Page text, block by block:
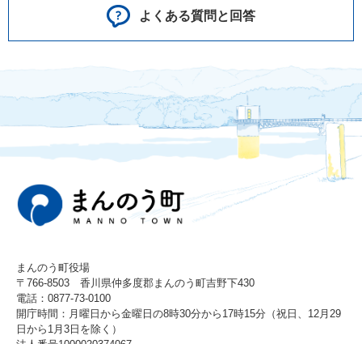
よくある質問と回答
まんのう町役場
〒766-8503 香川県仲多度郡まんのう町吉野下430
電話：0877-73-0100
開庁時間：月曜日から金曜日の8時30分から17時15分（祝日、12月29
日から1月3日を除く）